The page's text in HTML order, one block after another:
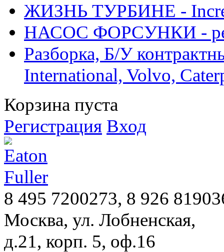
ЖИЗНЬ ТУРБИНЕ -
НАСОС ФОРСУНКИ -
Разборка, Б/У
International, Volvo,
Корзина пуста
Регистрация Вход
8 495 7200273, 8 926
Москва, ул. Лобненская,
д.21, корп. 5, оф.16